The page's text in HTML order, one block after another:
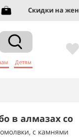
Скидки на
Детям
в алмазах со
с камнями